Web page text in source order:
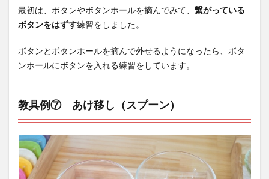
最初は、ボタンやボタンホールを摘んでみて、 繋がっている
ボタンをはずす練習をしました。
ボタンとボタンホールを摘んで外せるようになったら、ボタ
ンホールにボタンを入れる練習をしています。
教具例⑦ あけ移し（スプーン）